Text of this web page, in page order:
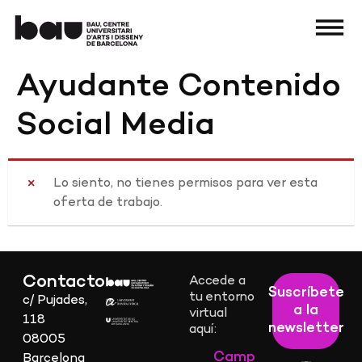
Ayudante Contenido
Social Media
Lo siento, no tienes permisos para ver esta
oferta de trabajo.
Contacto
c/ Pujades,
118
08005
Accede a
tu entorno
virtual
aquí:
Camp
Suscríbete
a la
newsletter